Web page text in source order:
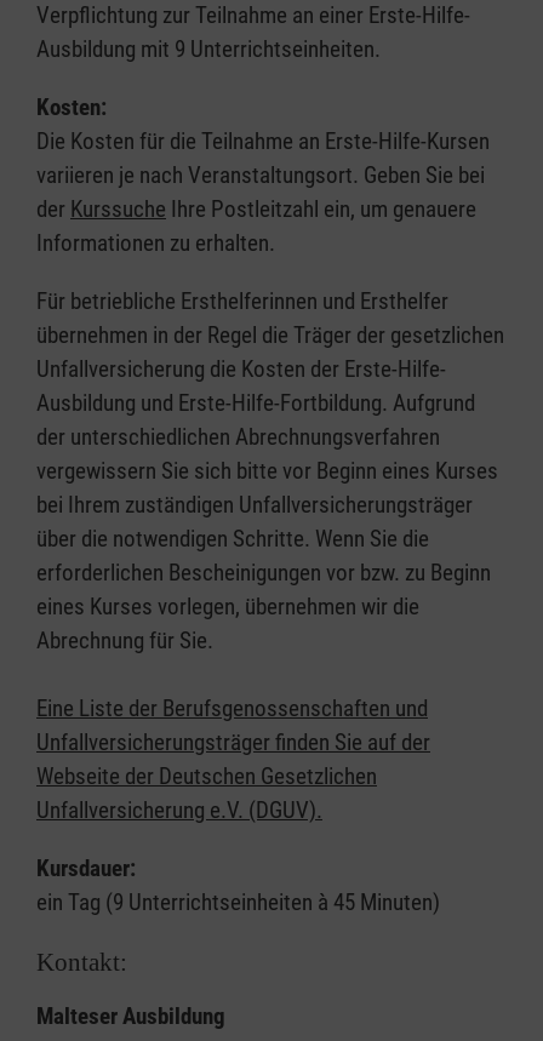
Verpflichtung zur Teilnahme an einer Erste-Hilfe-
Ausbildung mit 9 Unterrichtseinheiten.
Kosten:
Die Kosten für die Teilnahme an Erste-Hilfe-Kursen
variieren je nach Veranstaltungsort. Geben Sie bei
der Kurssuche Ihre Postleitzahl ein, um genauere
Informationen zu erhalten.
Für betriebliche Ersthelferinnen und Ersthelfer
übernehmen in der Regel die Träger der gesetzlichen
Unfallversicherung die Kosten der Erste-Hilfe-
Ausbildung und Erste-Hilfe-Fortbildung. Aufgrund
der unterschiedlichen Abrechnungsverfahren
vergewissern Sie sich bitte vor Beginn eines Kurses
bei Ihrem zuständigen Unfallversicherungsträger
über die notwendigen Schritte. Wenn Sie die
erforderlichen Bescheinigungen vor bzw. zu Beginn
eines Kurses vorlegen, übernehmen wir die
Abrechnung für Sie.
Eine Liste der Berufsgenossenschaften und
Unfallversicherungsträger finden Sie auf der
Webseite der Deutschen Gesetzlichen
Unfallversicherung e.V. (DGUV).
Kursdauer:
ein Tag (9 Unterrichtseinheiten à 45 Minuten)
Kontakt:
Malteser Ausbildung